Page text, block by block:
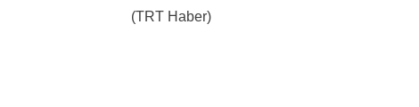
(TRT Haber)